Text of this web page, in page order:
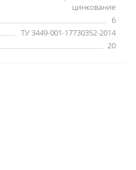
цинкование
6
ТУ 3449-001-17730352-2014
20